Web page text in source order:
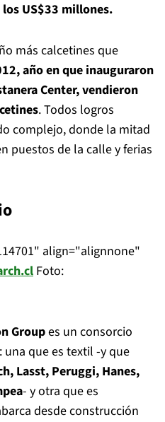
los US$33 millones.
más calcetines que
año en que inauguraron
Center, vendieron
. Todos logros
complejo, donde la mitad
puestos de la calle y ferias
align="alignnone"
Foto:
Groupes un consorcio
una que es textil -y que
Lasst, Peruggi, Hanes,
- y otra que es
desde construcción